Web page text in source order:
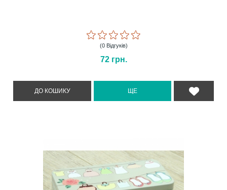
(0 Відгуків)
72 грн.